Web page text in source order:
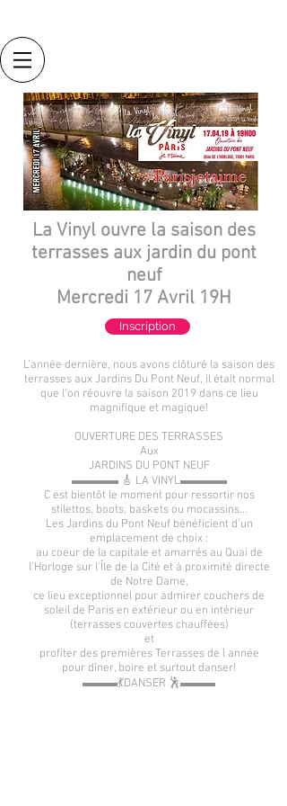
La Vinyl ouvre la saison des
terrasses aux jardin du pont
neuf
Mercredi 17 Avril 19H
Inscription
L’année dernière, nous avons clôturé la saison des
terrasses aux Jardins Du Pont Neuf, il était normal
que l’on réouvre la saison 2019 dans ce lieu
magnifique et magique!
OUVERTURE DES TERRASSES
Aux
JARDINS DU PONT NEUF
▬▬▬▬ 🎸 LA VINYL▬▬▬▬
C est bientôt le moment pour ressortir nos
stilettos, boots, baskets ou mocassins...
Les Jardins du Pont Neuf bénéficient d'un
emplacement de choix :
au coeur de la capitale et amarrés au Quai de
l'Horloge sur l'Île de la Cité et à proximité directe
de Notre Dame,
ce lieu exceptionnel pour admirer couchers de
soleil de Paris en extérieur ou en intérieur
(terrasses couvertes chauffées)
et
profiter des premières Terrasses de l année
pour dîner, boire et surtout danser!
▬▬▬💃DANSER 🕺▬▬▬